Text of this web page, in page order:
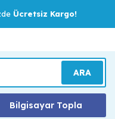
Ücretsiz Kargo!
ARA
Bilgisayar Topla